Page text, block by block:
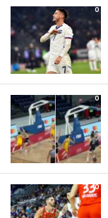
0
0
0